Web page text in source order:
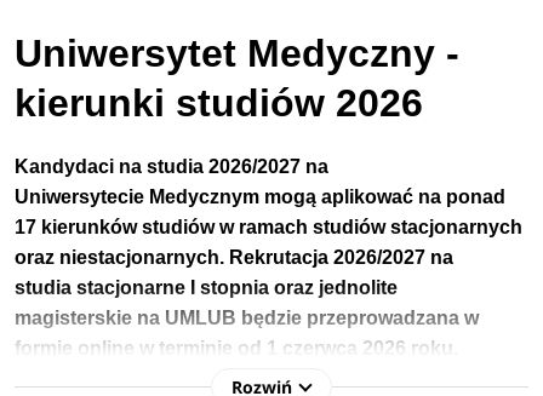
Uniwersytet Medyczny -
kierunki studiów 2026
Kandydaci na studia 2026/2027 na
Uniwersytecie Medycznym mogą aplikować na ponad
17 kierunków studiów w ramach studiów stacjonarnych
oraz niestacjonarnych. Rekrutacja 2026/2027 na
studia stacjonarne I stopnia oraz jednolite
magisterskie na UMLUB będzie przeprowadzana w
formie online w terminie od 1 czerwca 2026 roku.
Rozwiń